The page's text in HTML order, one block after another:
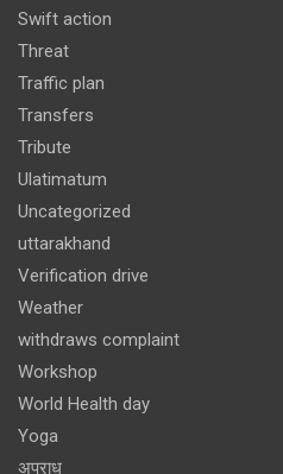
Swift action
Threat
Traffic plan
Transfers
Tribute
Ulatimatum
Uncategorized
uttarakhand
Verification drive
Weather
withdraws complaint
Workshop
World Health day
Yoga
अपराध